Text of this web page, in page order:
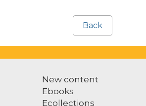
Back
New content
Ebooks
Ecollections